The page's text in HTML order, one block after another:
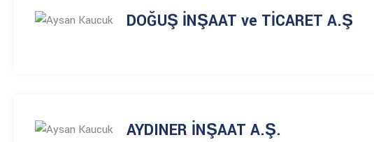
DOĞUŞ İNŞAAT ve TİCARET A.Ş
AYDINER İNŞAAT A.Ş.